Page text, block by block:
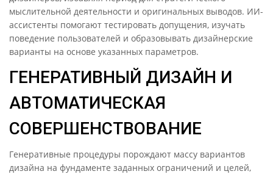
мыслительной деятельности и оригинальных выводов. ИИ-
ассистенты помогают тестировать допущения, изучать
поведение пользователей и образовывать дизайнерские
варианты на основе указанных параметров.
ГЕНЕРАТИВНЫЙ ДИЗАЙН И
АВТОМАТИЧЕСКАЯ
СОВЕРШЕНСТВОВАНИЕ
Генеративные процедуры порождают массу вариантов
дизайна на фундаменте заданных ограничений и целей,